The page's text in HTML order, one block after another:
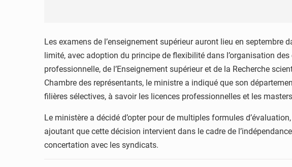
Les examens de l’enseignement supérieur auront lieu en
limité, avec adoption du principe de flexibilité dans l’organisation
professionnelle, de l’Enseignement supérieur et de la Recherche
Chambre des représentants, le ministre a indiqué que son
filières sélectives, à savoir les licences professionnelles et les
Le ministère a décidé d’opter pour de multiples formules
ajoutant que cette décision intervient dans le cadre de
concertation avec les syndicats.